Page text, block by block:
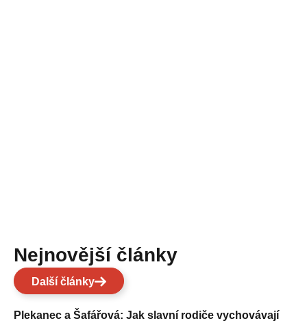
Nejnovější články
Další články
Plekanec a Šafářová: Jak slavní rodiče vychovávají